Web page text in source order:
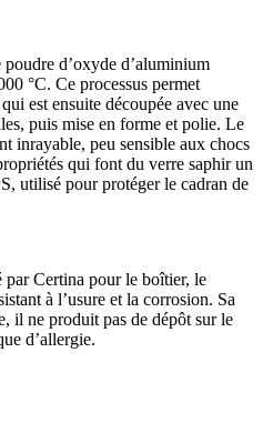
d’oxyde d’aluminium
°C. Ce processus permet
est ensuite découpée avec une
puis mise en forme et polie. Le
inrayable, peu sensible aux chocs
qui font du verre saphir un
utilisé pour protéger le cadran de
Certina pour le boîtier, le
à l’usure et la corrosion. Sa
il ne produit pas de dépôt sur le
d’allergie.